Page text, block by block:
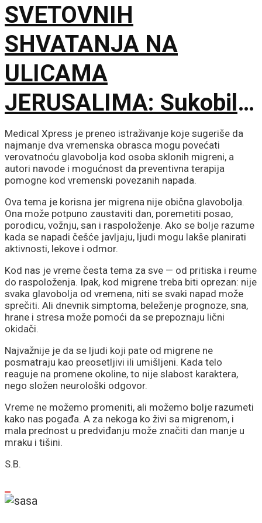
SVETOVNIH
SHVATANJA NA
ULICAMA
JERUSALIMA: Sukobili
se ultraortodoksni
demonstranti, građani i
policija zbog rada kafića
subotom
Medical Xpress je preneo istraživanje koje sugeriše da
najmanje dva vremenska obrasca mogu povećati
verovatnoću glavobolja kod osoba sklonih migreni, a
autori navode i mogućnost da preventivna terapija
pomogne kod vremenski povezanih napada.
Ova tema je korisna jer migrena nije obična glavobolja.
Ona može potpuno zaustaviti dan, poremetiti posao,
porodicu, vožnju, san i raspoloženje. Ako se bolje razume
kada se napadi češće javljaju, ljudi mogu lakše planirati
aktivnosti, lekove i odmor.
Kod nas je vreme česta tema za sve — od pritiska i reume
do raspoloženja. Ipak, kod migrene treba biti oprezan: nije
svaka glavobolja od vremena, niti se svaki napad može
sprečiti. Ali dnevnik simptoma, beleženje prognoze, sna,
hrane i stresa može pomoći da se prepoznaju lični
okidači.
Najvažnije je da se ljudi koji pate od migrene ne
posmatraju kao preosetljivi ili umišljeni. Kada telo
reaguje na promene okoline, to nije slabost karaktera,
nego složen neurološki odgovor.
Vreme ne možemo promeniti, ali možemo bolje razumeti
kako nas pogađa. A za nekoga ko živi sa migrenom, i
mala prednost u predviđanju može značiti dan manje u
mraku i tišini.
S.B.